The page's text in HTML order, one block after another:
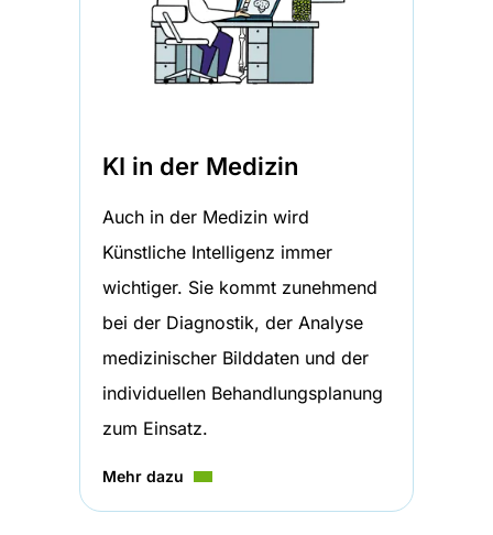
KI in der Medizin
Auch in der Medizin wird
Künstliche Intelligenz immer
wichtiger. Sie kommt zunehmend
bei der Diagnostik, der Analyse
medizinischer Bilddaten und der
individuellen Behandlungsplanung
zum Einsatz.
Mehr dazu